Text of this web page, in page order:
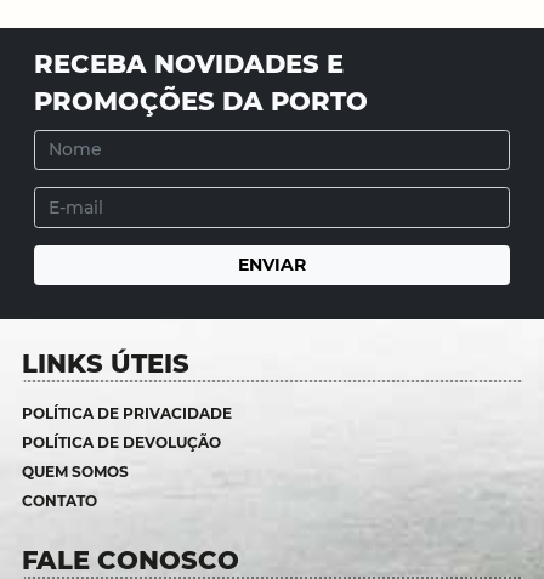
RECEBA NOVIDADES E
PROMOÇÕES DA PORTO
LINKS ÚTEIS
POLÍTICA DE PRIVACIDADE
POLÍTICA DE DEVOLUÇÃO
QUEM SOMOS
CONTATO
FALE CONOSCO